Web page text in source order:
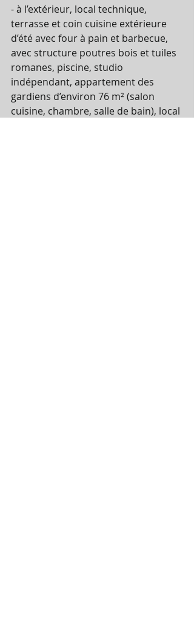
- à l’extérieur, local technique,
terrasse et coin cuisine extérieure
d’été avec four à pain et barbecue,
avec structure poutres bois et tuiles
romanes, piscine, studio
indépendant, appartement des
gardiens d’environ 76 m² (salon
cuisine, chambre, salle de bain), local